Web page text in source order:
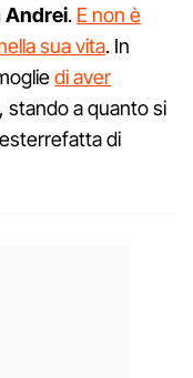
Andrei. E non è
sua vita. In
di aver
stando a quanto si
di